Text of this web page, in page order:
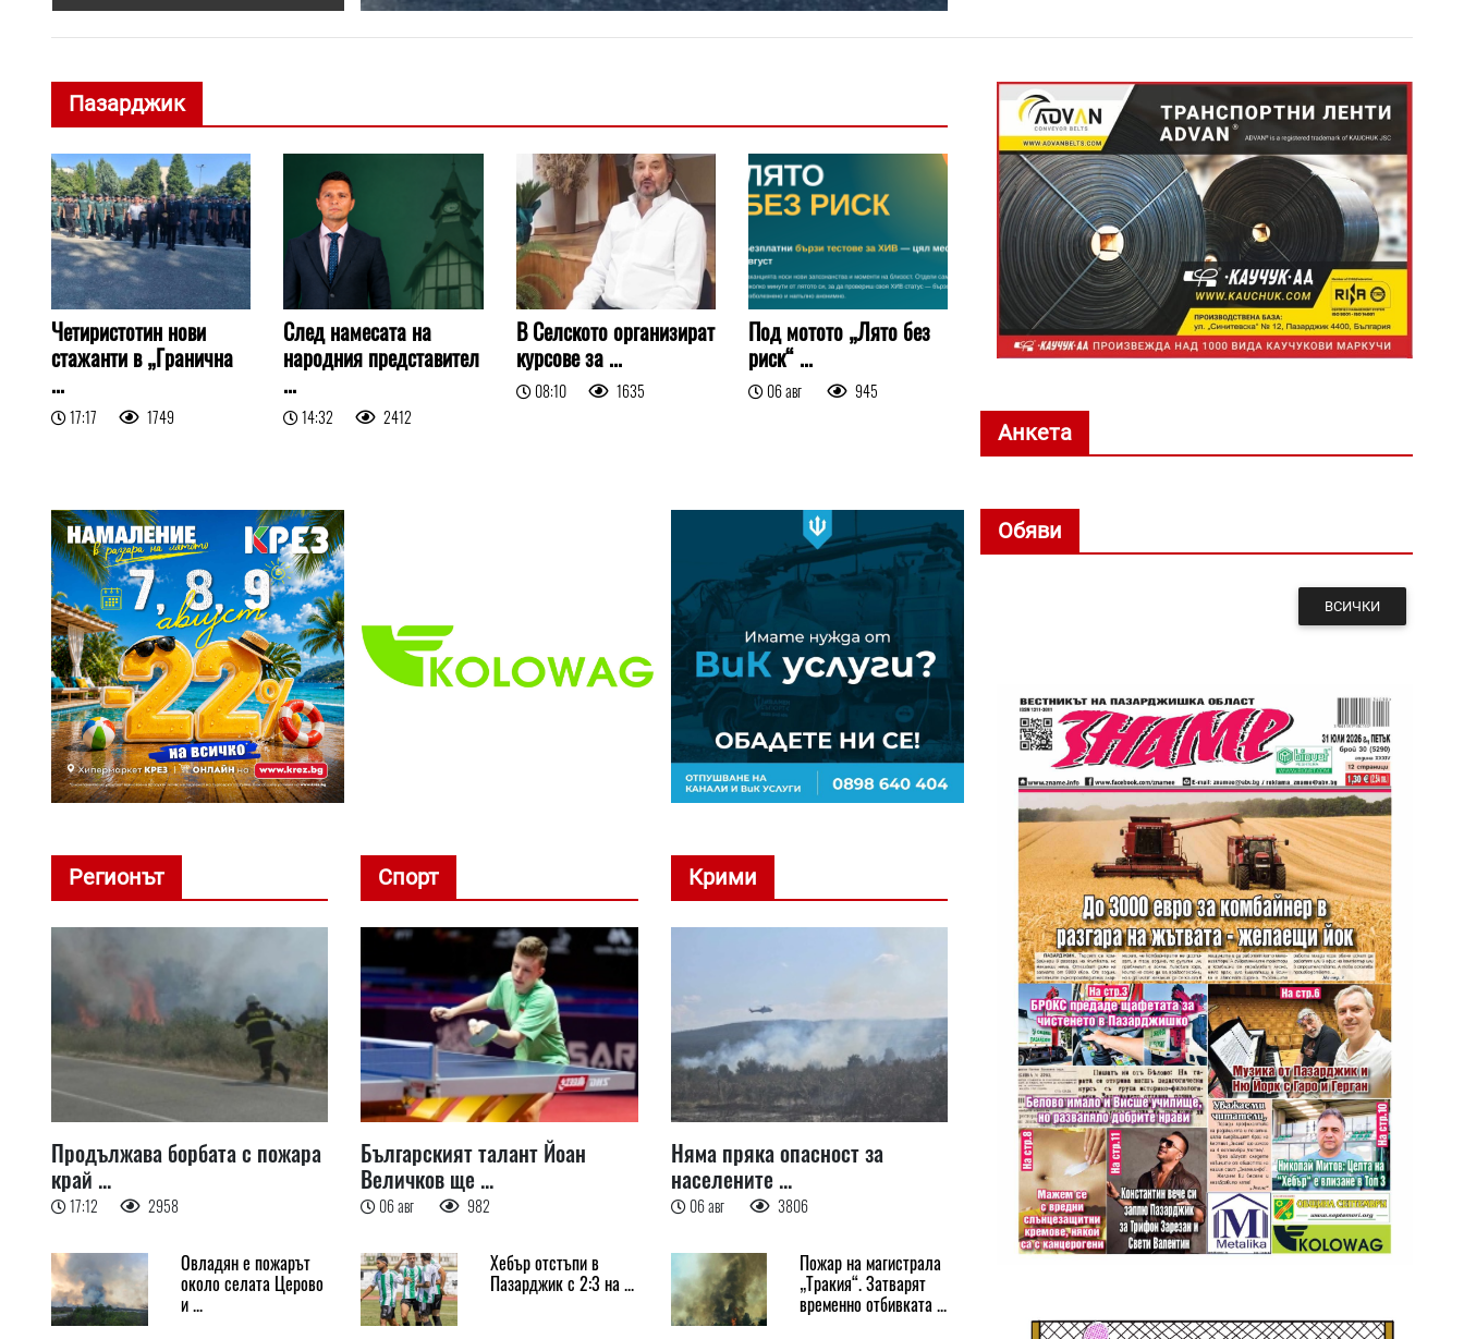
Пазарджик
Четиристотин нови
стажанти в „Гранична
...
17:17 1749
След намесата на
народния представител
...
14:32 2412
В Селското организират
курсове за ...
08:10 1635
Под мотото „Лято без
риск“ ...
06 авг 945
Регионът
Продължава борбата с пожара
край ...
17:12 2958
Овладян е пожарът
около селата Церово
и ...
Спорт
Българският талант Йоан
Величков ще ...
06 авг 982
Хебър отстъпи в
Пазарджик с 2:3 на ...
Крими
Няма пряка опасност за
населените ...
06 авг 3806
Пожар на магистрала
„Тракия“. Затварят
временно отбивката ...
Анкета
Обяви
ВСИЧКИ